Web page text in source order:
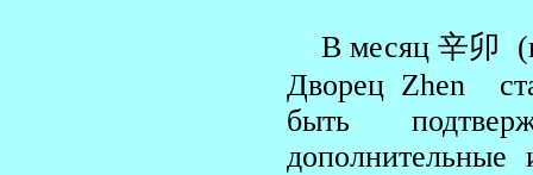
В месяц 辛卯
Дворец Zhen
быть